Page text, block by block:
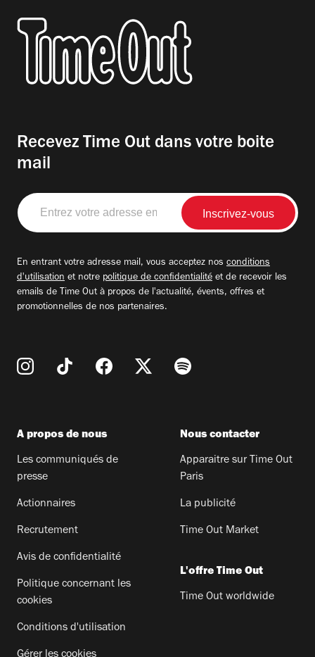
Recevez Time Out dans votre boite
mail
Entrez
votre
adresse
En entrant votre adresse mail, vous acceptez nos conditions
d'utilisation et notre politique de confidentialité et de recevoir les
emails de Time Out à propos de l'actualité, évents, offres et
promotionnelles de nos partenaires.
A propos de nous
Les communiqués de
presse
Actionnaires
Recrutement
Avis de confidentialité
Politique concernant les
cookies
Conditions d'utilisation
Nous contacter
Apparaitre sur Time Out
Paris
La publicité
Time Out Market
L'offre Time Out
Time Out worldwide